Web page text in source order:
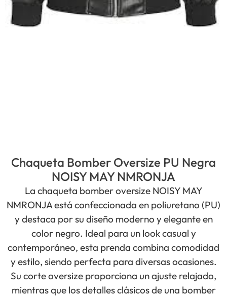
Chaqueta Bomber Oversize PU Negra
NOISY MAY NMRONJA
La chaqueta bomber oversize NOISY MAY
NMRONJA está confeccionada en poliuretano (PU)
y destaca por su diseño moderno y elegante en
color negro. Ideal para un look casual y
contemporáneo, esta prenda combina comodidad
y estilo, siendo perfecta para diversas ocasiones.
Su corte oversize proporciona un ajuste relajado,
mientras que los detalles clásicos de una bomber